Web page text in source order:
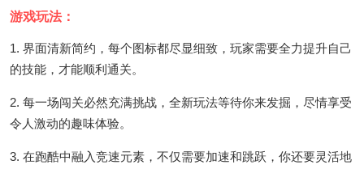
游戏玩法：
1. 界面清新简约，每个图标都尽显细致，玩家需要全力提升自己
的技能，才能顺利通关。
2. 每一场闯关必然充满挑战，全新玩法等待你来发掘，尽情享受
令人激动的趣味体验。
3. 在跑酷中融入竞速元素，不仅需要加速和跳跃，你还要灵活地